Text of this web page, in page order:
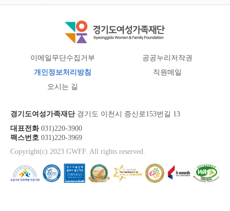
이메일무단수집거부
공공누리저작권
개인정보처리방침
직원메일
오시는 길
경기도여성가족재단경기도 이천시 증신로153번길 13
대표전화031)220-3900
팩스번호 031)220-3969
Copyright(c) 2023 GWFF. All rights reserved.